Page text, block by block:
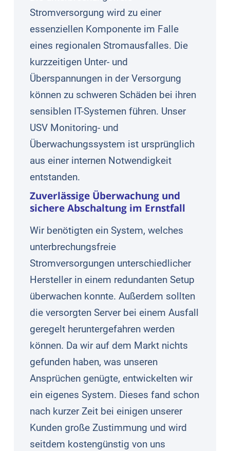
Stromversorgung wird zu einer
essenziellen Komponente im Falle
eines regionalen Stromausfalles. Die
kurzzeitigen Unter- und
Überspannungen in der Versorgung
können zu schweren Schäden bei ihren
sensiblen IT-Systemen führen. Unser
USV Monitoring- und
Überwachungssystem ist ursprünglich
aus einer internen Notwendigkeit
entstanden.
Zuverlässige Überwachung und
sichere Abschaltung im Ernstfall
Wir benötigten ein System, welches
unterbrechungsfreie
Stromversorgungen unterschiedlicher
Hersteller in einem redundanten Setup
überwachen konnte. Außerdem sollten
die versorgten Server bei einem Ausfall
geregelt heruntergefahren werden
können. Da wir auf dem Markt nichts
gefunden haben, was unseren
Ansprüchen genügte, entwickelten wir
ein eigenes System. Dieses fand schon
nach kurzer Zeit bei einigen unserer
Kunden große Zustimmung und wird
seitdem kostengünstig von uns